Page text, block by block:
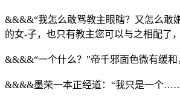
&&&&“我怎么敢骂教主眼瞎？又怎么敢
的女-子，也只有教主您可以与之相配
&&&&“一个什么？”帝千邪面色微有缓和
&&&&墨荣一本正经道：“我只是一个